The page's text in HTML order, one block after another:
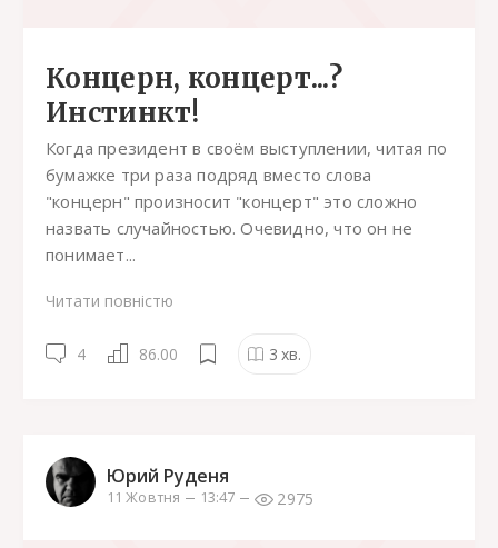
Концерн, концерт...?
Инстинкт!
Когда президент в своём выступлении, читая по
бумажке три раза подряд вместо слова
"концерн" произносит "концерт" это сложно
назвать случайностью. Очевидно, что он не
понимает...
Читати повністю
4 86.00 3 хв.
Юрий Руденя
11 Жовтня 13:47 2975